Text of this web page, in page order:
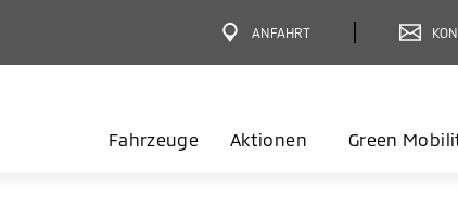
ANFAHRT
Fahrzeuge Aktionen Green